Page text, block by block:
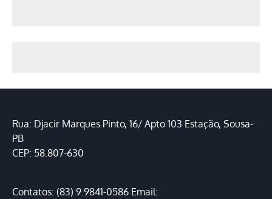
Rua: Djacir Marques Pinto, 16/ Apto 103 Estação, Sousa-
PB
CEP: 58.807-630
Contatos: (83) 9.9841-0586 Email: